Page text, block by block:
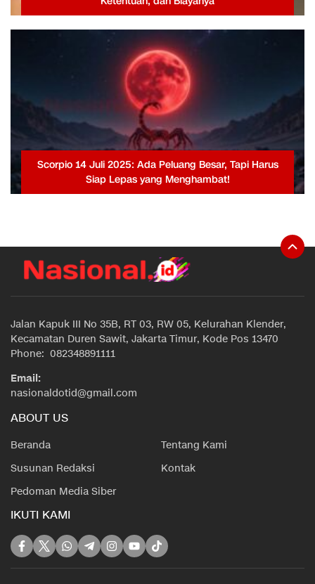
Scorpio 14 Juli 2025: Ada Peluang Besar, Tapi Harus
Siap Lepas yang Menghambat!
Jalan Kapuk III No 35B, RT 03, RW 05, Kelurahan Klender,
Kecamatan Duren Sawit, Jakarta Timur, Kode Pos 13470
Phone: 082348891111
Email:
nasionaldotid@gmail.com
ABOUT US
Beranda
Tentang Kami
Susunan Redaksi
Kontak
Pedoman Media Siber
IKUTI KAMI